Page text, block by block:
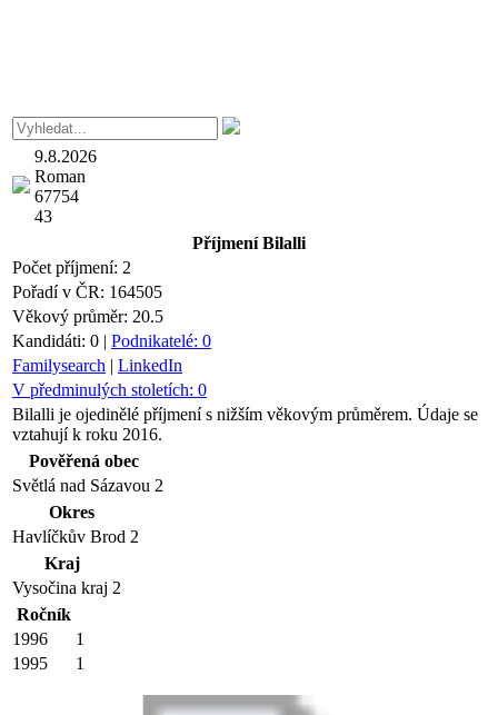
9.8.2026
Roman
67754
43
PříjmeníBilalli
Počet příjmení: 2
Pořadí v ČR: 164505
Věkový průměr: 20.5
Kandidáti: 0 | Podnikatelé: 0
Familysearch | LinkedIn
V předminulých stoletích: 0
Bilalli je ojedinělé příjmení s nižším věkovým průměrem. Údaje se
vztahují k roku 2016.
Pověřená obec
Světlá nad Sázavou 2
Okres
Havlíčkův Brod 2
Kraj
Vysočina kraj 2
Ročník
1996
1
1995
1